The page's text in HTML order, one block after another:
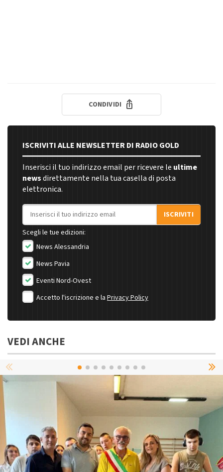
CONDIVIDI
ISCRIVITI ALLE NEWSLETTER DI RADIO GOLD
Inserisci il tuo indirizzo email per ricevere le ultime
newsdirettamente nella tua casella di posta
elettronica.
Indirizzo email
ISCRIVITI
Scegli le tue edizioni:
News Alessandria
News Pavia
Eventi Nord-Ovest
Accetto l'iscrizione e la Privacy Policy
VEDI ANCHE